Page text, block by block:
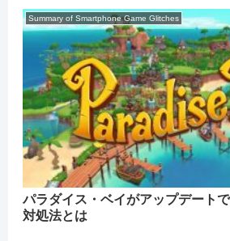
Summary of Smartphone Game Glitches
パラダイス・ベイがアップデート
対処法とは